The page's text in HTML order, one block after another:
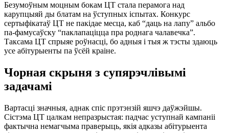
Безумоўным моцным бокам ЦТ стала перамога над
карупцыяй ды блатам на ўступных іспытах. Конкурс
сертыфікатаў ЦТ не пакідае месца, каб “даць на лапу” альбо
па-фамусаўску “паклапаціцца пра роднага чалавечка”.
Таксама ЦТ спрыяе роўнасці, бо адныя і тыя ж тэсты здаюць
усе абітурыенты па ўсёй краіне.
Чорная скрыня з супярэчлівымі
задачамі
Вартасці значныя, аднак спіс прэтэнзій яшчэ даўжэйшы.
Сістэма ЦТ цалкам непразрыстая: падчас уступнай кампаніі
фактычна немагчыма праверыць, якія адказы абітурыента